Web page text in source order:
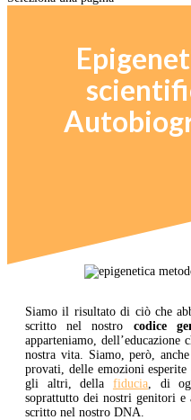
Siamo il risultato di ciò che
scritto nel nostro codice
apparteniamo, dell’educazione
nostra vita. Siamo, però,
provati, delle emozioni
gli altri, della fiducia, di
soprattutto dei nostri genitori
scritto nel nostro DNA.